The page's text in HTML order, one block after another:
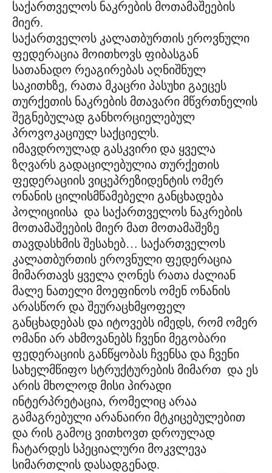
საქართველოს ნაკრების მოთამაშეების
მიერ.
საქართველოს კალათბურთის ეროვნული
ფედერაცია მოითხოვს ფიბასგან
სათანადო რეაგირებას აღნიშნულ
საკითხზე, რათა მკაცრი პასუხი გაეცეს
თურქეთის ნაკრების მთავარი მწვრთნელის
შეგნებულად განხორციელებულ
პროვოკაციულ საქციელს.
იმავდროულად გასკვირი და ყველა
ზღვარს გადაცილებულია თურქეთის
ფედერაციის ვიცეპრეზიდენტის ომერ
ონანის ცილისმწამებელი განცხადება
პოლიციისა და საქართველოს ნაკრების
მოთამაშეების მიერ მათ მოთამაშეზე
თავდასხმის შესახებ… საქართველოს
კალათბურთის ეროვნული ფედერაცია
მიმართავს ყველა ღონეს რათა ძალიან
მალე ნათელი მოეფინოს ომენ ონანის
არასწორ და შეურაცხმყოფელ
განცხადებას და იტოვებს იმედს, რომ ომერ
ომანი არ ახმოვანებს ჩვენი მეგობარი
ფედერაციის განწყობას ჩვენსა და ჩვენი
სახელმწიფო სტრუქტურების მიმართ და ეს
არის მხოლოდ მისი პირადი
ინტერპრეტაცია, რომელიც არაა
გამაგრებული არანაირი მტკიცებულებით
და რის გამოც ვითხოვთ დროულად
ჩატარდეს სპეციალური მოკვლევა
სიმართლის დასადგენად.